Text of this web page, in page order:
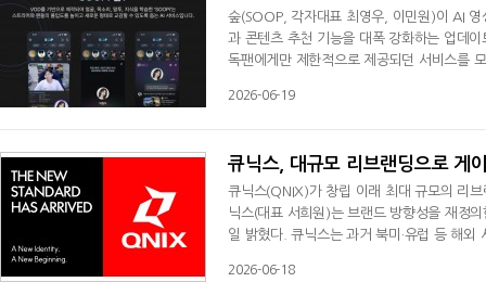
숲(SOOP, 각자대표 최영우, 이민원)이 AI
과 콘텐츠 추천 기능을 대폭 강화하는 업데이트를 실시했다고 19일 밝
독팬에게만 제한적으로 제공되던 서비스를
서다. 이번에 새롭게 도입된 장기 기억 기능
2026-06-19
큐닉스, 대규모 리브랜딩으로 게
큐닉스(QNIX)가 창립 이래 최대 규모의 리
닉스(대표 서희원)는 브랜드 방향성을 재정
일 밝혔다. 큐닉스는 과거 북미·유럽 등 해
및 B2C 게이밍 모니터 시장 점유율 확대에
2026-06-18